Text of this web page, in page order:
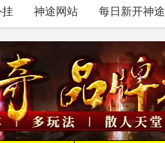
挂 神途网站 每日新开神途